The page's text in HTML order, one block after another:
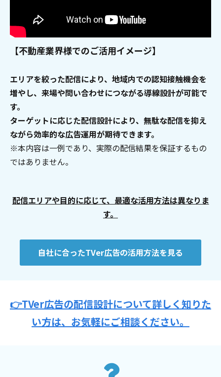
【不動産業界様でのご活用イメージ】
エリアを絞った配信により、地域内での認知接触機会を
増やし、来場や問い合わせにつながる導線設計が可能で
す。
ターゲットに応じた配信設計により、無駄な配信を抑え
ながら効率的な広告運用が期待できます。
※本内容は一例であり、実際の配信結果を保証するもの
ではありません。
配信エリアや目的に応じて、最適な活用方法は異なりま
す。
自社に合ったTVer広告の活用方法を見る
👉TVer広告の配信設計について詳しく知りた
い方は、お気軽にご相談ください。